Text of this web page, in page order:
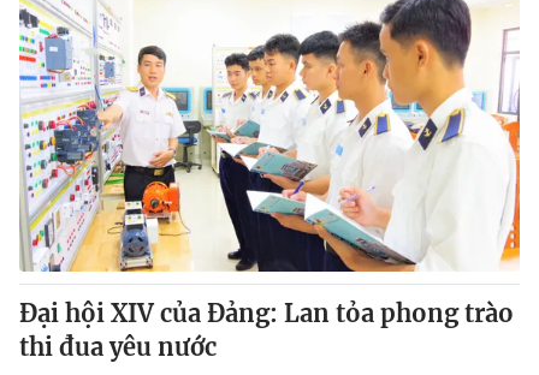
Đại hội XIV của Đảng: Lan tỏa phong trào
thi đua yêu nước